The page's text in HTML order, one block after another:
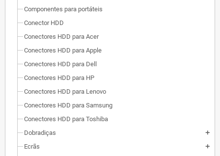
Componentes para portáteis
Conector HDD
Conectores HDD para Acer
Conectores HDD para Apple
Conectores HDD para Dell
Conectores HDD para HP
Conectores HDD para Lenovo
Conectores HDD para Samsung
Conectores HDD para Toshiba
Dobradiças
add
Ecrãs add